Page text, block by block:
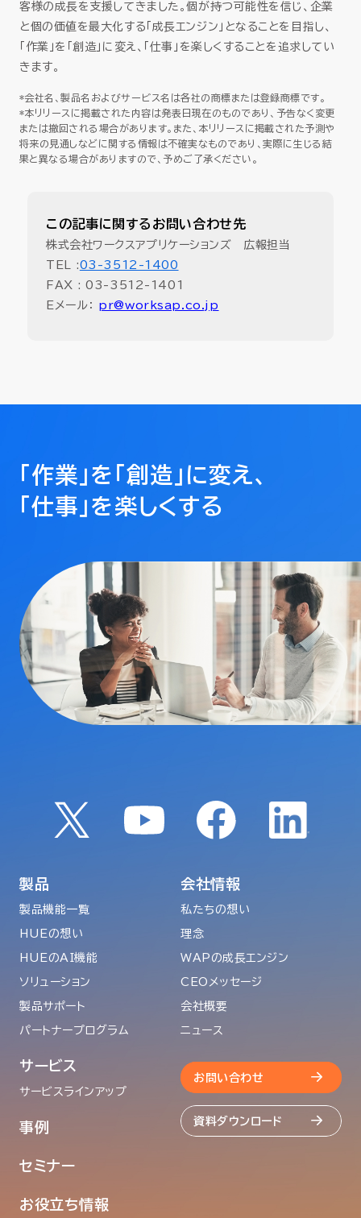
客様の成長を支援してきました。個が持つ可能性を信じ、企業
と個の価値を最大化する「成長エンジン」となることを目指し、
「作業」を「創造」に変え、「仕事」を楽しくすることを追求してい
きます。
*会社名、製品名およびサービス名は各社の商標または登録商標です。
*本リリースに掲載された内容は発表日現在のものであり、予告なく変更
または撤回される場合があります。また、本リリースに掲載された予測や
将来の見通しなどに関する情報は不確実なものであり、実際に生じる結
果と異なる場合がありますので、予めご了承ください。
この記事に関するお問い合わせ先
株式会社ワークスアプリケーションズ 広報担当
TEL :03-3512-1400
FAX : 03-3512-1401
Eメール： pr@worksap.co.jp
「作業」を「創造」に変え、
「仕事」を楽しくする
製品
製品機能一覧
HUEの想い
HUEのAI機能
ソリューション
製品サポート
パートナープログラム
サービス
サービスラインアップ
事例
セミナー
お役立ち情報
会社情報
私たちの想い
理念
WAPの成長エンジン
CEOメッセージ
会社概要
ニュース
お問い合わせ
資料ダウンロード